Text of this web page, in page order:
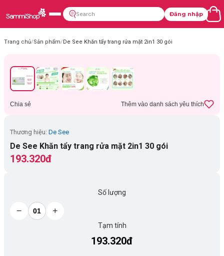
Đăng nhập
Trang chủ/Sản phẩm/De See Khăn tẩy trang rửa mặt 2in1 30 gói
Chia sẻ Thêm vào danh sách yêu thích
Thương hiệu: De See
De See Khăn tẩy trang rửa mặt 2in1 30 gói
193.320đ
Số lượng
− +
Tạm tính
193.320đ